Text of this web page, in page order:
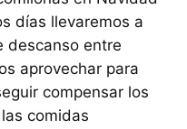
días llevaremos a
descanso entre
aprovechar para
compensar los
comidas